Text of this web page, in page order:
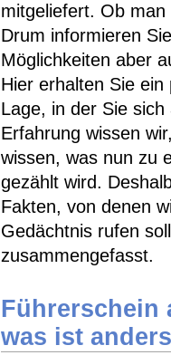
mitgeliefert. Ob
Drum informieren
Möglichkeiten aber
Hier erhalten Sie
Lage, in der Sie
Erfahrung wissen
wissen, was nun zu
gezählt wird.
Fakten, von denen
Gedächtnis rufen
zusammengefasst.
Führerschein
was ist